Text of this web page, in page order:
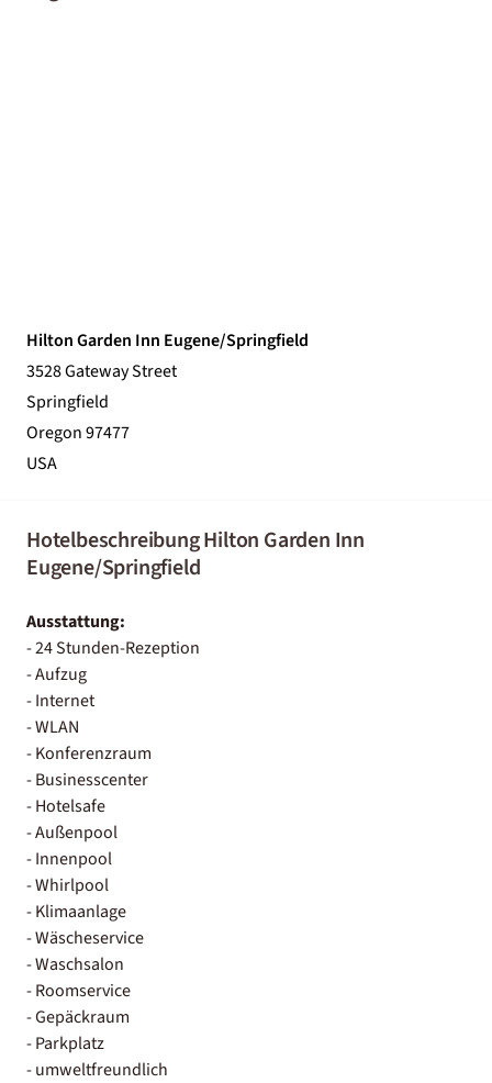
Hilton Garden Inn Eugene/Springfield
3528 Gateway Street
Springfield
Oregon 97477
USA
Hotelbeschreibung Hilton Garden Inn
Eugene/Springfield
Ausstattung:
- 24 Stunden-Rezeption
- Aufzug
- Internet
- WLAN
- Konferenzraum
- Businesscenter
- Hotelsafe
- Außenpool
- Innenpool
- Whirlpool
- Klimaanlage
- Wäscheservice
- Waschsalon
- Roomservice
- Gepäckraum
- Parkplatz
- umweltfreundlich